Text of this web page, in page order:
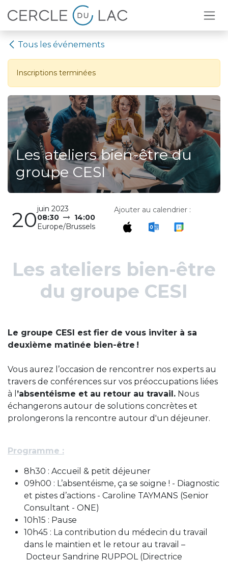
Se rendre au contenu
Tous les événements
Inscriptions terminées
Les ateliers bien-être du
groupe CESI
20juin 2023
08:30
14:00
Europe/Brussels
Ajouter au calendrier :
Les ateliers bien-être
du groupe CESI
Le groupe CESI est fier de vous inviter à sa
deuxième matinée bien-être !
Vous aurez l’occasion de rencontrer nos experts au
travers de conférences sur vos préoccupations liées
à l ’absentéisme et au retour au travail. Nous
échangerons autour de solutions concrètes et
prolongerons la rencontre autour d'un déjeuner.
Programme :
8h30 : Accueil & petit déjeuner
09h00 : L’absentéisme, ça se soigne ! - Diagnostic
et pistes d’actions - Caroline TAYMANS (Senior
Consultant - ONE)
10h15 : Pause
10h45 : La contribution du médecin du travail
dans le maintien et le retour au travail –
Docteur Sandrine RUPPOL (Directrice